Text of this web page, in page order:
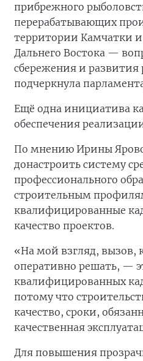
прибрежного
перерабатывающих
территории Камчатки и
Дальнего Востока —
сбережения и
подчеркнула
Ещё одна инициатива
обеспечения
По мнению Ирины
донастроить систему
профессионального
строительным
квалифицированные
качество проектов.
«На мой взгляд, вызов,
оперативно решать, —
квалифицированных
потому что
качество, сроки,
качественная
Для повышения